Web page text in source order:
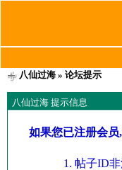
八仙过海» 论坛提示
八仙过海 提示信息
如果您已注册会
帖子ID